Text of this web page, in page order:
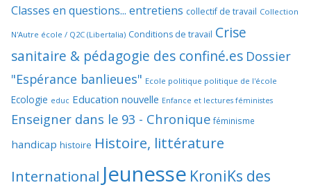
Classes en questions... entretiens collectif de travail Collection
N'Autre école / Q2C (Libertalia) Conditions de travail Crise
sanitaire & pédagogie des confiné.es Dossier
"Espérance banlieues" Ecole politique politique de l'école
Ecologie educ Education nouvelle Enfance et lectures féministes
Enseigner dans le 93 - Chronique féminisme
handicap histoire Histoire, littérature
International Jeunesse KroniKs des